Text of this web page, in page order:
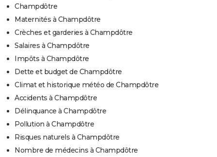
Champdôtre
Maternités à Champdôtre
Crèches et garderies à Champdôtre
Salaires à Champdôtre
Impôts à Champdôtre
Dette et budget de Champdôtre
Climat et historique météo de Champdôtre
Accidents à Champdôtre
Délinquance à Champdôtre
Pollution à Champdôtre
Risques naturels à Champdôtre
Nombre de médecins à Champdôtre